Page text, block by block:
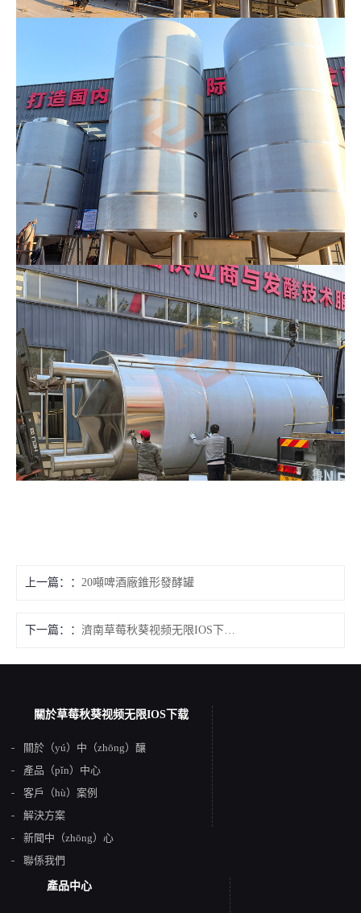
上一篇： 20噸啤酒廠錐形發酵罐
下一篇：
關於草莓秋葵视频无限IOS下载
關於（yú）中（zhōng）釀
產品（pǐn）中心
客戶（hù）案例
解決方案
新聞中（zhōng）心
聯係我們
產品中心